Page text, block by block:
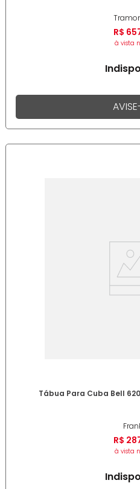
R$
à vista
Tábua Para Cuba Bell
R$
à vista